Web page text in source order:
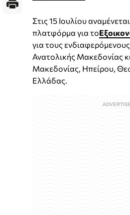
Στις 15 Ιουλίου
πλατφόρμα για το
για τους ενδιαφερόμενους
Ανατολικής Μακεδονίας
Μακεδονίας, Ηπείρου,
Ελλάδας.